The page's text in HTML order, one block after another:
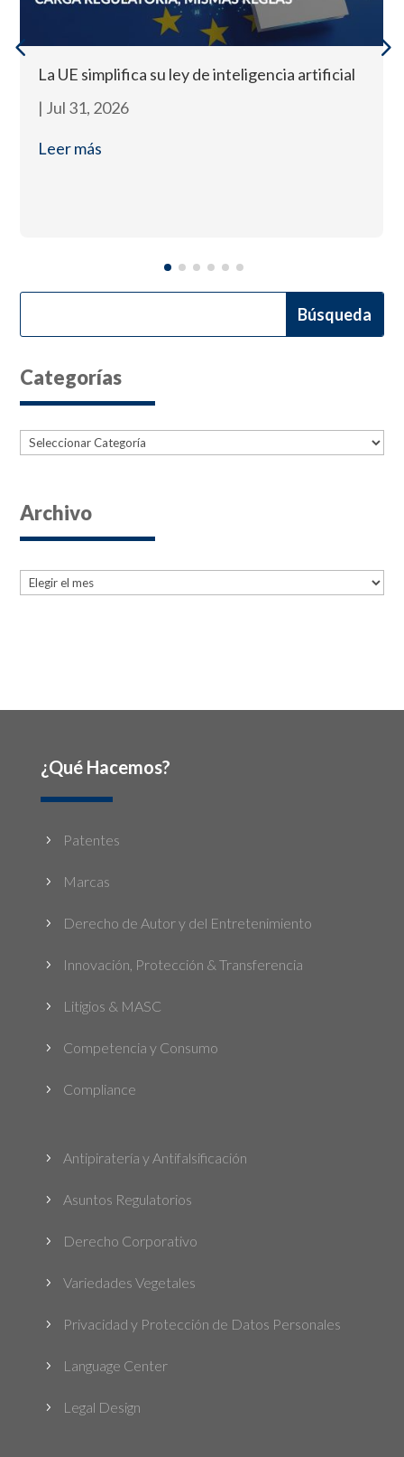
La UE simplifica su ley de inteligencia artificial
| Jul 31, 2026
Leer más
Categorías
Categorías
Archivo
Archives
¿Qué Hacemos?
5 Patentes
5 Marcas
5 Derecho de Autor y del Entretenimiento
5 Innovación, Protección & Transferencia
5 Litigios & MASC
5 Competencia y Consumo
5 Compliance
5 Antipiratería y Antifalsificación
5 Asuntos Regulatorios
5 Derecho Corporativo
5 Variedades Vegetales
5 Privacidad y Protección de Datos Personales
5 Language Center
5 Legal Design